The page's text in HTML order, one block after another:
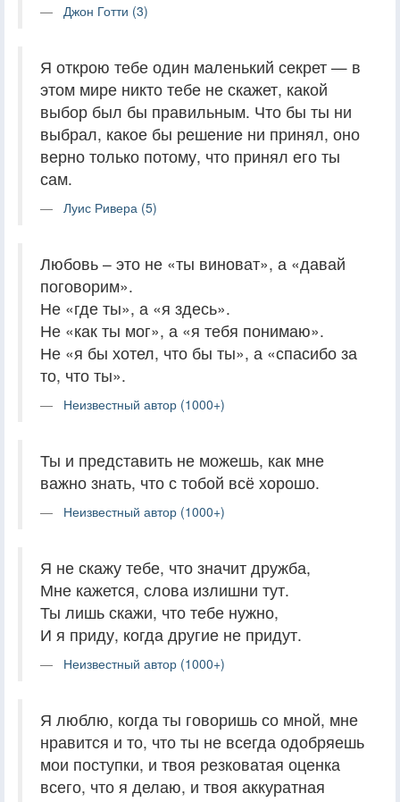
Джон Готти (3)
Я открою тебе один маленький секрет — в
этом мире никто тебе не скажет, какой
выбор был бы правильным. Что бы ты ни
выбрал, какое бы решение ни принял, оно
верно только потому, что принял его ты
сам.
Луис Ривера (5)
Любовь – это не «ты виноват», а «давай
поговорим».
Не «где ты», а «я здесь».
Не «как ты мог», а «я тебя понимаю».
Не «я бы хотел, что бы ты», а «спасибо за
то, что ты».
Неизвестный автор (1000+)
Ты и представить не можешь, как мне
важно знать, что с тобой всё хорошо.
Неизвестный автор (1000+)
Я не скажу тебе, что значит дружба,
Мне кажется, слова излишни тут.
Ты лишь скажи, что тебе нужно,
И я приду, когда другие не придут.
Неизвестный автор (1000+)
Я люблю, когда ты говоришь со мной, мне
нравится и то, что ты не всегда одобряешь
мои поступки, и твоя резковатая оценка
всего, что я делаю, и твоя аккуратная